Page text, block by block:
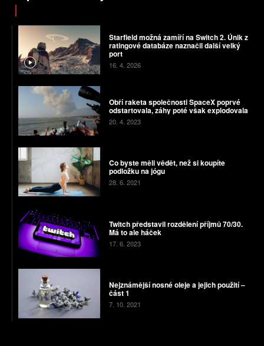
Starfield možná zamíří na Switch 2. Únik z
ratingové databáze naznačil další velký
port
16. 4. 2026
Obří raketa společnosti SpaceX poprvé
odstartovala, záhy poté však explodovala
20. 4. 2023
Co byste měli vědět, než si koupíte
podložku na jógu
28. 6. 2021
Twitch představil rozdělení příjmů 70/30.
Má to ale háček
17. 6. 2023
Nejznámější nosné oleje a jejich použití –
část 1
7. 10. 2021